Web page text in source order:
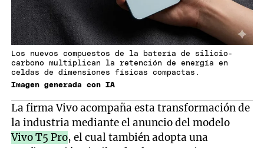
Los nuevos compuestos de la batería de silicio-
carbono multiplican la retención de energía en
celdas de dimensiones físicas compactas.
Imagen generada con IA
La firma Vivo acompaña esta transformación de
la industria mediante el anuncio del modelo
Vivo T5 Pro, el cual también adopta una